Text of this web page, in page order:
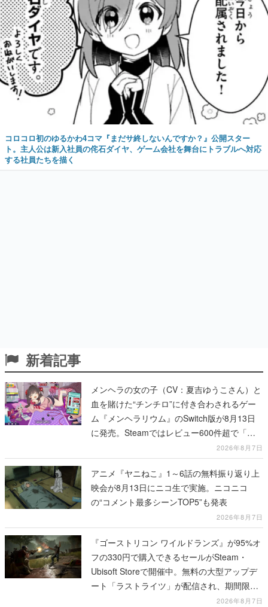
コロコロ初のゆるかわ4コマ『まだサ終しないんですか？』公開スター
ト。主人公は新入社員の侘石ダイヤ、ゲーム会社を舞台にトラブルへ対応
する社員たちを描く
新着記事
メンヘラの女の子（CV：夏吉ゆうこさん）と
血を賭けた“チンチロ”に付き合わされるゲー
ム『メンヘラリウム』のSwitch版が8月13日
に発売。Steamではレビュー600件超で「非
2026年8月7日
アニメ『ヤニねこ』1～6話の無料振り返り上
映会が8月13日にニコ生で実施。ニコニコ
の“コメント最多シーンTOP5”も発表
2026年8月7日
『ゴーストリコン ワイルドランズ』が95%オ
フの330円で購入できるセールがSteam・
Ubisoft Storeで開催中。無料の大型アップデ
ート「ラストライツ」が配信され、期間限定
の無料プレイや過去作の無料配布も2026年8月7日